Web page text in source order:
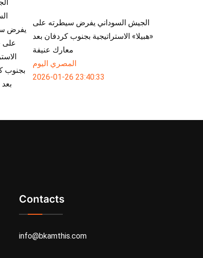
الجيش السوداني يفرض سيطرته على
«هبيلا» الاستراتيجية بجنوب كردفان بعد
معارك عنيفة
المصري اليوم
2026-01-26 23:40:33
Contacts
info@bkamthis.com